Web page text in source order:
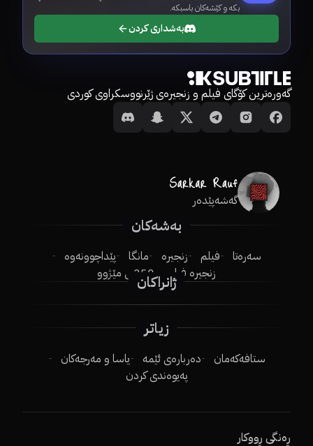
بکە و کێشەکان باسبکە.
بەشداری کردن
گەورەترین کۆگای فیلم و زنجیرەی ژێرنووسکراوی کوردی
گەشەپێدەر
بەشەکان
سەرەتا فیلم زنجیرە مانگا
پێداچوونەوە
زنجیرە فیلم
250ـی مێژوو
ژانراکان
زیاتر
ستافەکەمان دەربارەی ئێمە
یاسا و مەرجەکان
پەیوەندی کردن
ڕەنگی ڕووکار